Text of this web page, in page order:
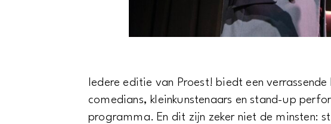
Iedere editie van Proest! biedt een
comedians, kleinkunstenaars en stand-up
programma. En dit zijn zeker niet de minsten: